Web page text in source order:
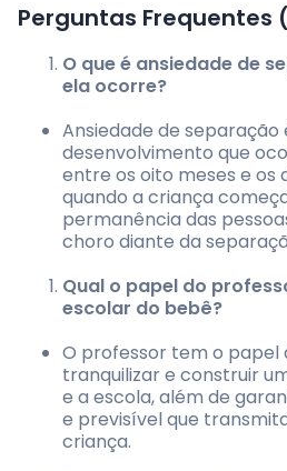
Perguntas Frequentes
O que é ansiedade de
ela ocorre?
Ansiedade de
desenvolvimento que
entre os oito meses e os
quando a criança
permanência das
choro diante da
Qual o papel do
escolar do bebê?
O professor tem o papel
tranquilizar e construir
e a escola, além de
e previsível que
criança.